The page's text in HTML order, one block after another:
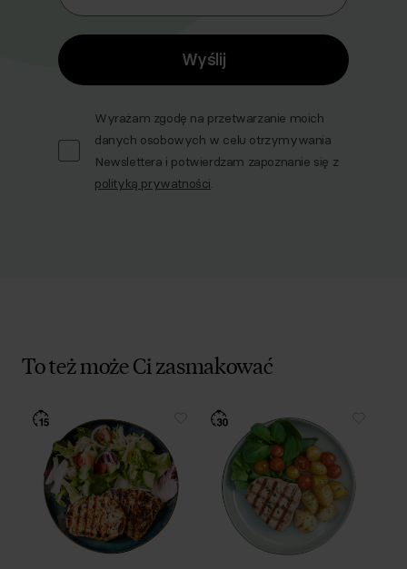
Wyślij
Wyrażam zgodę na przetwarzanie moich
danych osobowych w celu otrzymywania
Newslettera i potwierdzam zapoznanie się z
polityką prywatności.
To też może Ci zasmakować